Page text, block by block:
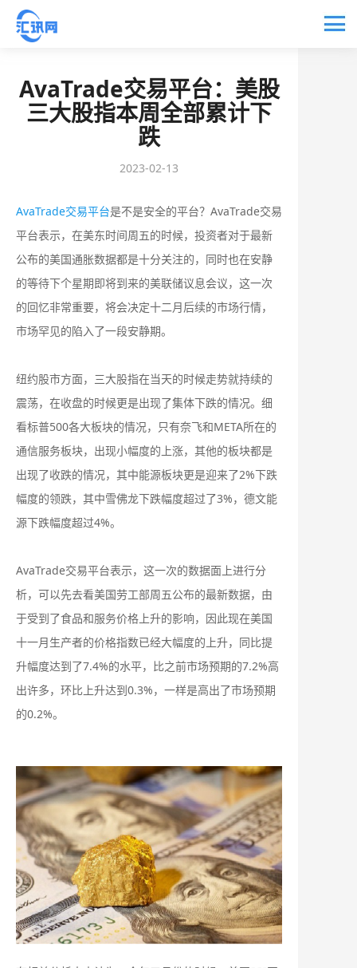
AvaTrade交易平台：美股
三大股指本周全部累计下
跌
2023-02-13
AvaTrade交易平台是不是安全的平台？AvaTrade交易
平台表示，在美东时间周五的时候，投资者对于最新
公布的美国通胀数据都是十分关注的，同时也在安静
的等待下个星期即将到来的美联储议息会议，这一次
的回忆非常重要，将会决定十二月后续的市场行情，
市场罕见的陷入了一段安静期。
纽约股市方面，三大股指在当天的时候走势就持续的
震荡，在收盘的时候更是出现了集体下跌的情况。细
看标普500各大板块的情况，只有奈飞和META所在的
通信服务板块，出现小幅度的上涨，其他的板块都是
出现了收跌的情况，其中能源板块更是迎来了2%下跌
幅度的领跌，其中雪佛龙下跌幅度超过了3%，德文能
源下跌幅度超过4%。
AvaTrade交易平台表示，这一次的数据面上进行分
析，可以先去看美国劳工部周五公布的最新数据，由
于受到了食品和服务价格上升的影响，因此现在美国
十一月生产者的价格指数已经大幅度的上升，同比提
升幅度达到了7.4%的水平，比之前市场预期的7.2%高
出许多，环比上升达到0.3%，一样是高出了市场预期
的0.2%。